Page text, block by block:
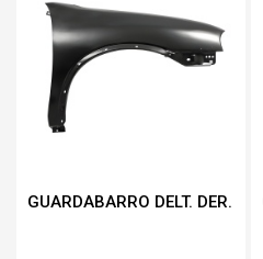
STRADA WORKING 2013
STRADA WORKING 2013 DOBLE
STRADA WORKING 2014-
STRADA WORKING 2014- CABINA
GUARDABARRO DELT. DER.